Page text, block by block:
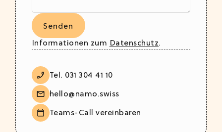
Informationen zum Datenschutz.
Tel. 031 304 41 10
hello@namo.swiss
Teams-Call vereinbaren